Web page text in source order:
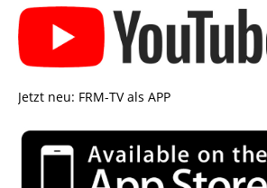
Jetzt neu: FRM-TV als APP